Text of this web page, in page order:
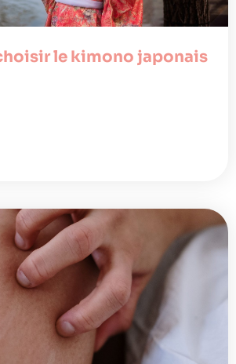
le kimono japonais